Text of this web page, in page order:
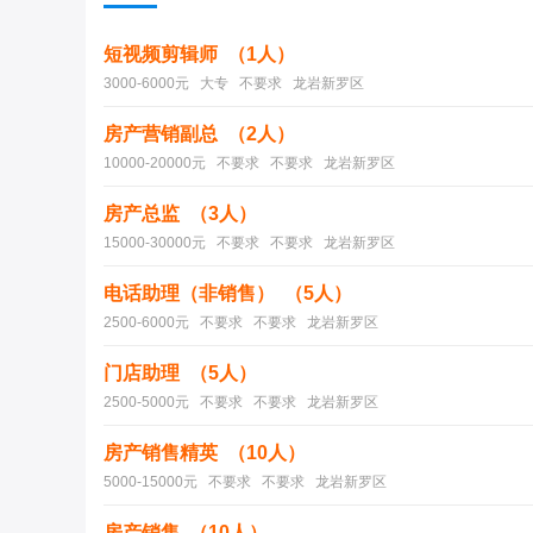
短视频剪辑师 （1人）
3000-6000元 大专 不要求 龙岩新罗区
房产营销副总 （2人）
10000-20000元 不要求 不要求 龙岩新罗区
房产总监 （3人）
15000-30000元 不要求 不要求 龙岩新罗区
电话助理（非销售） （5人）
2500-6000元 不要求 不要求 龙岩新罗区
门店助理 （5人）
2500-5000元 不要求 不要求 龙岩新罗区
房产销售精英 （10人）
5000-15000元 不要求 不要求 龙岩新罗区